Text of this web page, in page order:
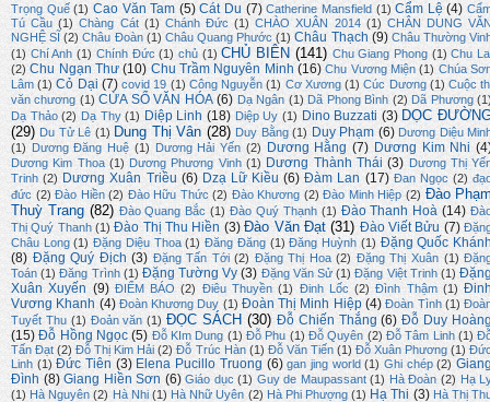
Trọng Quế (1) Cao Văn Tam (5) Cát Du (7) Catherine Mansfield (1) Cẩm Lệ (4)
Tú Cầu (1) Chàng Cát (1) Chánh Đức (1) CHÀO XUÂN 2014 (1) CHÂN DUNG
NGHỆ SĨ (2) Châu Đoàn (1) Châu Quang Phước (1) Châu Thạch (9) Châu Thường
(1) Chí Anh (1) Chính Đức (1) chủ (1) CHỦ BIÊN (141) Chu Giang Phong (1) Chu
(2) Chu Ngạn Thư (10) Chu Trầm Nguyên Minh (16) Chu Vương Miện (1) Chúa
Lâm (1) Cỏ Dại (7) covid 19 (1) Công Nguyễn (1) Cơ Xương (1) Cúc Dương (1) Cuộc
văn chương (1) CỬA SỔ VĂN HÓA (6) Dạ Ngân (1) Dã Phong Bình (2) Dã Phương
Dạ Thảo (2) Dạ Thy (1) Diệp Linh (18) Diệp Uy (1) Dino Buzzati (3) DỌC
(29) Du Tử Lê (1) Dung Thị Vân (28) Duy Bằng (1) Duy Phạm (6) Dương Diệu
(1)
Dương Đăng Huệ (1) Dương Hải Yến (2) Dương Hằng (7) Dương Kim Nhi
Dương Kim Thoa (1) Dương Phương Vinh (1) Dương Thành Thái (3) Dương Thị
Trinh (2) Dương Xuân Triều (6) Dzạ Lữ Kiều (6) Đàm Lan (17) Đan Ngọc (2)
đức (2) Đào Hiền (2) Đào Hữu Thức (2) Đào Khương (2) Đào Minh Hiệp (2) Đào
Thuỳ Trang (82) Đào Quang Bắc (1) Đào Quý Thạnh (1) Đào Thanh Hoà (14)
Thị Quý Thanh (1) Đào Thị Thu Hiền (3) Đào Văn Đạt (31) Đào Viết Bửu (7)
Châu Long (1) Đặng Diệu Thoa (1) Đăng Đăng (1) Đăng Huỳnh (1) Đặng Quốc
(8) Đặng Quý Địch (3) Đặng Tấn Tới (2) Đặng Thị Hoa (2) Đặng Thị Xuân (1)
Toán (1) Đăng Trình (1) Đặng Tường Vy (3) Đặng Văn Sử (1) Đặng Việt Trinh (1)
Xuân Xuyến (9) ĐIỂM BÁO (2) Điêu Thuyền (1) Đinh Lốc (2) Đình Thậm (1)
Vương Khanh (4) Đoàn Khương Duy (1) Đoàn Thị Minh Hiệp (4) Đoàn Tình (1)
Tuyết Thu (1) Đoản văn (1) ĐỌC SÁCH (30) Đỗ Chiến Thắng (6) Đỗ Duy
(15) Đỗ Hồng Ngọc (5) Đỗ KIm Dung (1) Đỗ Phu (1) Đỗ Quyên (2) Đỗ Tâm Linh (1)
Tấn Đạt (2) Đỗ Thị Kim Hải (2) Đỗ Trúc Hàn (1) Đỗ Văn Tiến (1) Đỗ Xuân Phương (1)
Linh (1) Đức Tiên (3) Elena Pucillo Truong (6) gan jing world (1) Ghi chép (2)
Đình (8) Giang Hiền Sơn (6) Giáo dục (1) Guy de Maupassant (1) Hà Đoàn (2) Hạ
(1) Hà Nguyên (2) Hà Nhi (1) Hà Nhữ Uyên (2) Hà Phi Phượng (1) Hạ Thi (3) Hà Thị